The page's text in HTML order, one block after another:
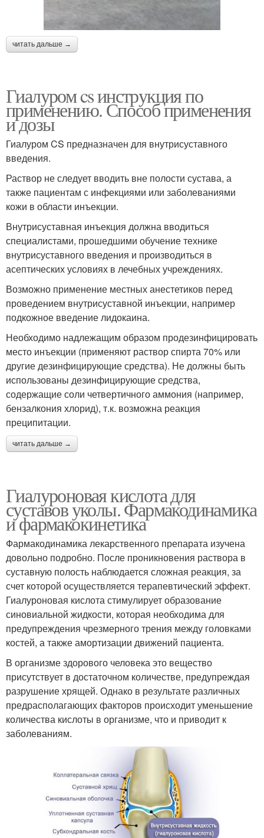
читать дальше →
Гиалуром cs инструкция по
применению. Способ применения
и дозы
Гиалуром CS предназначен для внутрисуставного
введения.
Раствор не следует вводить вне полости сустава, а
также пациентам с инфекциями или заболеваниями
кожи в области инъекции.
Внутрисуставная инъекция должна вводиться
специалистами, прошедшими обучение технике
внутрисуставного введения и производиться в
асептических условиях в лечебных учреждениях.
Возможно применение местных анестетиков перед
проведением внутрисуставной инъекции, например
подкожное введение лидокаина.
Необходимо надлежащим образом продезинфицировать
место инъекции (применяют раствор спирта 70% или
другие дезинфицирующие средства). Не должны быть
использованы дезинфицирующие средства,
содержащие соли четвертичного аммония (например,
бензалкония хлорид), т.к. возможна реакция
преципитации.
читать дальше →
Гиалуроновая кислота для
суставов уколы. Фармакодинамика
и фармакокинетика
Фармакодинамика лекарственного препарата изучена
довольно подробно. После проникновения раствора в
суставную полость наблюдается сложная реакция, за
счет которой осуществляется терапевтический эффект.
Гиалуроновая кислота стимулирует образование
синовиальной жидкости, которая необходима для
предупреждения чрезмерного трения между головками
костей, а также амортизации движений пациента.
В организме здорового человека это вещество
присутствует в достаточном количестве, предупреждая
разрушение хрящей. Однако в результате различных
предрасполагающих факторов происходит уменьшение
количества кислоты в организме, что и приводит к
заболеваниям.